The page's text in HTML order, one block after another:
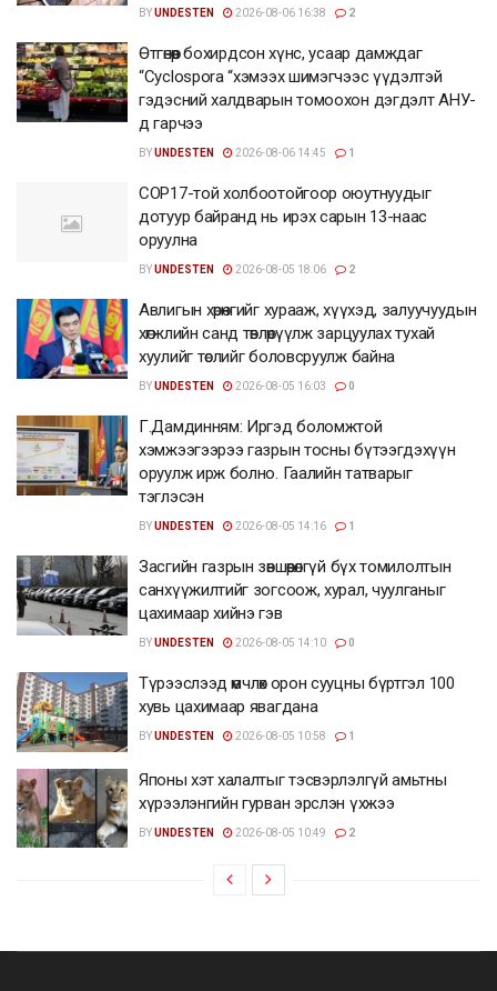
BYUNDESTEN 2026-08-06 16:38 2
Өтгөнөөр бохирдсон хүнс, усаар дамждаг
“Cyclospora “хэмээх шимэгчээс үүдэлтэй
гэдэсний халдварын томоохон дэгдэлт АНУ-
д гарчээ
BYUNDESTEN 2026-08-06 14:45 1
COP17-той холбоотойгоор оюутнуудыг
дотуур байранд нь ирэх сарын 13-наас
оруулна
BYUNDESTEN 2026-08-05 18:06 2
Авлигын хөрөнгийг хурааж, хүүхэд, залуучуудын
хөгжлийн санд төвлөрүүлж зарцуулах тухай
хуулийг төслийг боловсруулж байна
BYUNDESTEN 2026-08-05 16:03 0
Г.Дамдинням: Иргэд боломжтой
хэмжээгээрээ газрын тосны бүтээгдэхүүн
оруулж ирж болно. Гаалийн татварыг
тэглэсэн
BYUNDESTEN 2026-08-05 14:16 1
Засгийн газрын зөвшөөрөлгүй бүх томилолтын
санхүүжилтийг зогсоож, хурал, чуулганыг
цахимаар хийнэ гэв
BYUNDESTEN 2026-08-05 14:10 0
Түрээслээд өмчлөх орон сууцны бүртгэл 100
хувь цахимаар явагдана
BYUNDESTEN 2026-08-05 10:58 1
Японы хэт халалтыг тэсвэрлэлгүй амьтны
хүрээлэнгийн гурван эрслэн үхжээ
BYUNDESTEN 2026-08-05 10:49 2